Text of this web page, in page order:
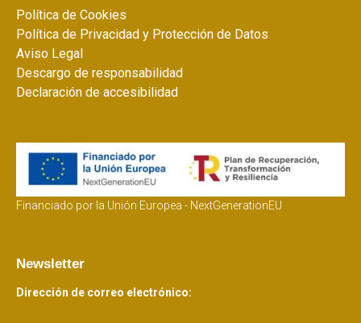
Política de Cookies
Política de Privacidad y Protección de Datos
Aviso Legal
Descargo de responsabilidad
Declaración de accesibilidad
Financiado por la Unión Europea - NextGenerationEU
Newsletter
Dirección de correo electrónico: